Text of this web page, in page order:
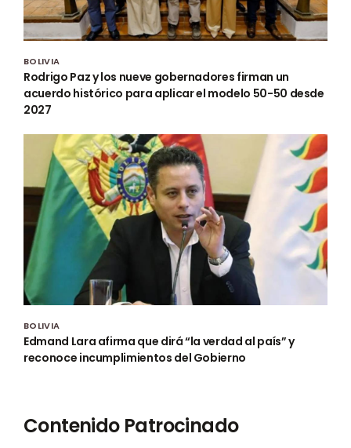
BOLIVIA
Rodrigo Paz y los nueve gobernadores firman un
acuerdo histórico para aplicar el modelo 50-50 desde
2027
BOLIVIA
Edmand Lara afirma que dirá “la verdad al país” y
reconoce incumplimientos del Gobierno
Contenido Patrocinado